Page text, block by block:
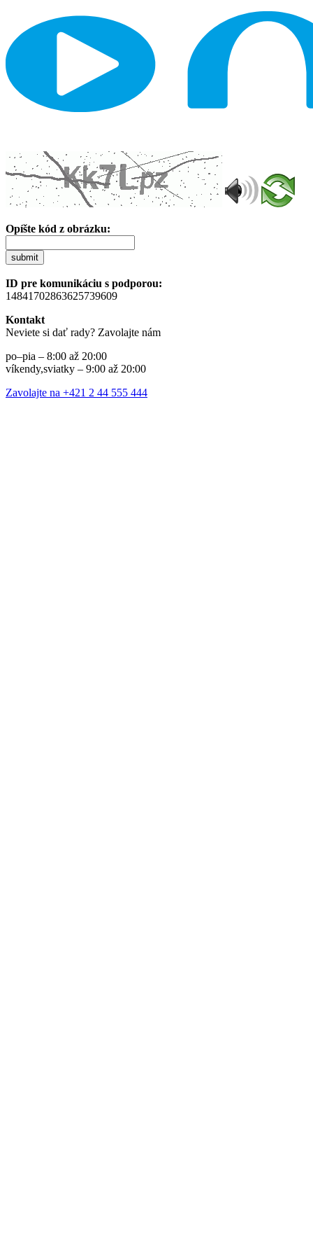
Opíšte kód z obrázku:
submit
ID pre komunikáciu s podporou:
14841702863625739609
Kontakt
Neviete si dať rady? Zavolajte nám
po–pia – 8:00 až 20:00
víkendy,sviatky – 9:00 až 20:00
Zavolajte na +421 2 44 555 444